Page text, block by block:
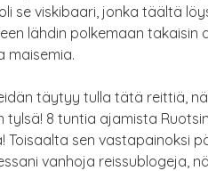
se viskibaari, jonka täältä
lähdin polkemaan
maisemia.
täytyy tulla tätä reittiä,
tylsä! 8 tuntia ajamista
Toisaalta sen vastapainoksi
vanhoja reissublogeja,